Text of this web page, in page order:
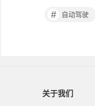
# 自动驾驶
关于我们